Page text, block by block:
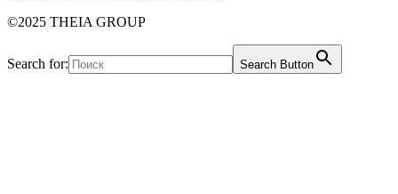
©2025 THEIA GROUP
Search for: Search Button